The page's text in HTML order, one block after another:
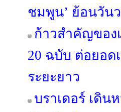
ชมพูน’ ย้อนวัน
ก้าวสำคัญของ
20 ฉบับ ต่อยอด
ระยะยาว
บราเดอร์ เดิ